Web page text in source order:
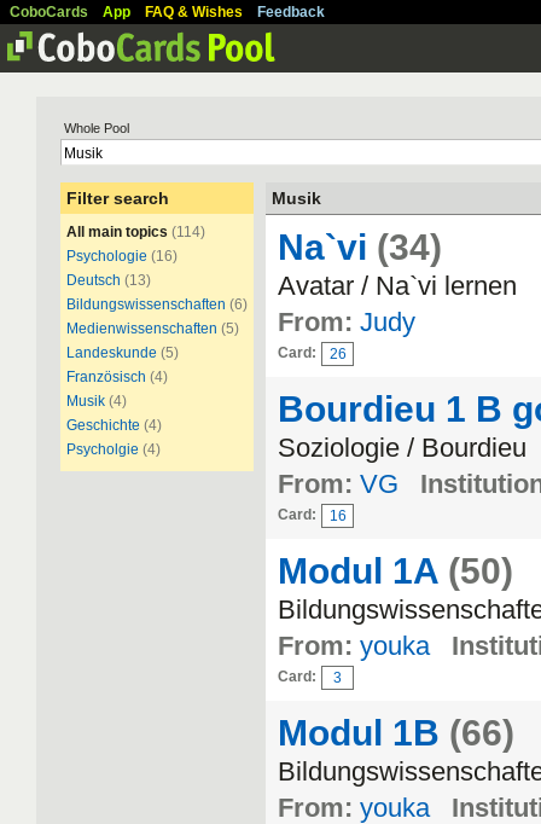
CoboCards App FAQ & Wishes Feedback
Whole Pool
Filter search
All main topics (114)
Psychologie (16)
Deutsch (13)
Bildungswissenschaften (6)
Medienwissenschaften (5)
Landeskunde (5)
Französisch (4)
Musik (4)
Geschichte (4)
Psycholgie (4)
Musik
Na`vi (34)
Avatar / Na`vi lernen
From: Judy
Card: 26
Bourdieu 1 B
Soziologie / Bourdieu
From: VG
Card: 16
Modul 1A (50)
From: youka
Card: 3
Modul 1B (66)
From: youka